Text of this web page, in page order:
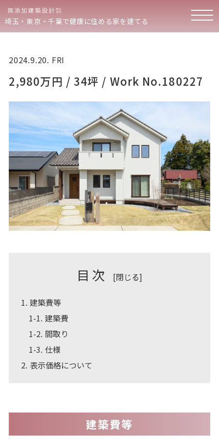
埼玉・東京・千葉で健康に住める家を建てる
2024.9.20. FRI
2,980万円 / 34坪 / Work No.180227
目次 [閉じる]
1 建築費等
1-1 建築費
1-2 間取り
1-3 仕様
2 表示価格について
建築費等